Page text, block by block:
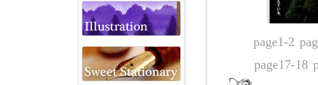
page1-2
page17-18